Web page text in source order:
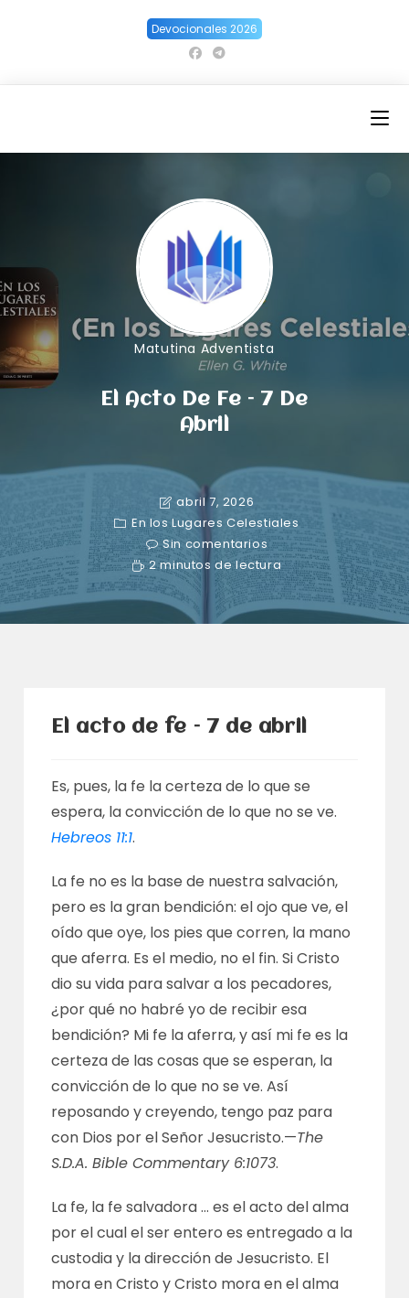
Devocionales 2026
Matutina Adventista
El Acto De Fe – 7 De
Abril
abril 7, 2026
En los Lugares Celestiales
Sin comentarios
2 minutos de lectura
El acto de fe – 7 de abril
Es, pues, la fe la certeza de lo que se
espera, la convicción de lo que no se ve.
Hebreos 11:1.
La fe no es la base de nuestra salvación,
pero es la gran bendición: el ojo que ve, el
oído que oye, los pies que corren, la mano
que aferra. Es el medio, no el fin. Si Cristo
dio su vida para salvar a los pecadores,
¿por qué no habré yo de recibir esa
bendición? Mi fe la aferra, y así mi fe es la
certeza de las cosas que se esperan, la
convicción de lo que no se ve. Así
reposando y creyendo, tengo paz para
con Dios por el Señor Jesucristo.—The
S.D.A. Bible Commentary 6:1073.
La fe, la fe salvadora … es el acto del alma
por el cual el ser entero es entregado a la
custodia y la dirección de Jesucristo. El
mora en Cristo y Cristo mora en el alma